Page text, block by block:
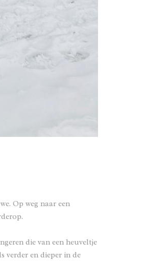
Op weg naar een
die van een heuveltje
verder en dieper in de